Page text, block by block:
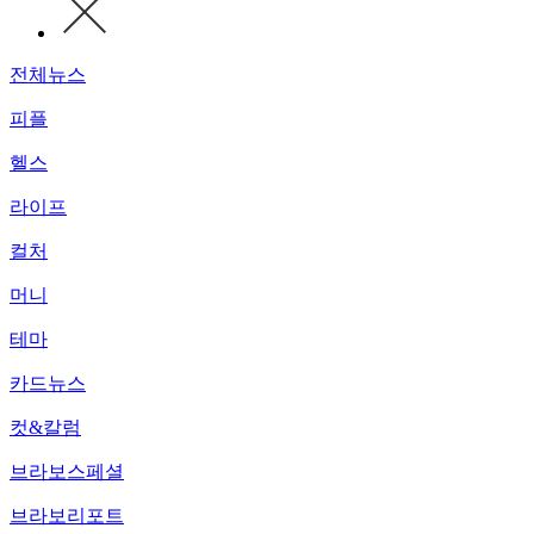
전체뉴스
피플
헬스
라이프
컬처
머니
테마
카드뉴스
컷&칼럼
브라보스페셜
브라보리포트